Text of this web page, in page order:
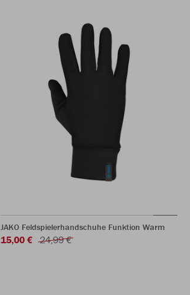
JAKO Feldspielerhandschuhe Funktion Warm
15,00 € 24,99 €